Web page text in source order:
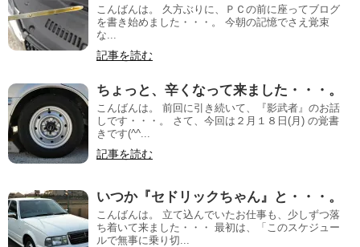
こんばんは。 久方ぶりに、ＰＣの前に座ってブログ
を書き始めました・・・。 今朝の記憶でさえ覚束
な...
記事を読む
ちょっと、辛くなって来ました・・・。
こんばんは。 前回に引き続いて、『影武者』のお話
しです・・・。 さて、今回は２月１８日(月) の覚書
きです(^^...
記事を読む
いつか『セドリックちゃん』と・・・。
こんばんは。 立て込んでいたお仕事も、少しずつ落
ち着いて来ました・・・ 最初は、「このスケジュー
ルで無事に乗り切...